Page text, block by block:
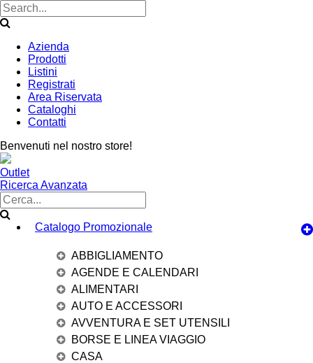
Azienda
Prodotti
Listini
Registrati
Area Riservata
Cataloghi
Contatti
Benvenuti nel nostro store!
Outlet
Ricerca Avanzata
Catalogo Promozionale
ABBIGLIAMENTO
AGENDE E CALENDARI
ALIMENTARI
AUTO E ACCESSORI
AVVENTURA E SET UTENSILI
BORSE E LINEA VIAGGIO
CASA